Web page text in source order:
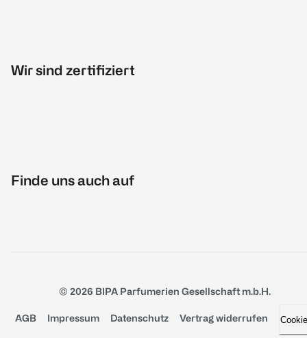
Wir sind zertifiziert
Finde uns auch auf
© 2026 BIPA Parfumerien Gesellschaft m.b.H.
AGB Impressum Datenschutz Vertrag widerrufen